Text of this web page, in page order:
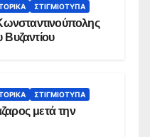
ΣΤΙΓΜΙΌΤΥΠΑ
Βυζαντίου
ΣΤΙΓΜΙΌΤΥΠΑ
μετά την